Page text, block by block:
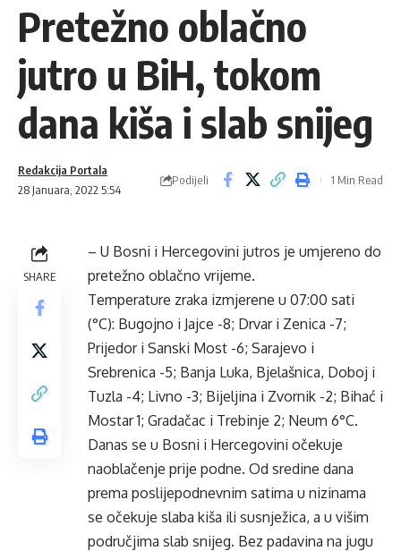
Pretežno oblačno
jutro u BiH, tokom
dana kiša i slab snijeg
28 Januara, 2022 5:54
Redakcija Portala
Podijeli 1 Min Read
SHARE
– U Bosni i Hercegovini jutros je umjereno do
pretežno oblačno vrijeme.
Temperature zraka izmjerene u 07:00 sati
(°C): Bugojno i Jajce -8; Drvar i Zenica -7;
Prijedor i Sanski Most -6; Sarajevo i
Srebrenica -5; Banja Luka, Bjelašnica, Doboj i
Tuzla -4; Livno -3; Bijeljina i Zvornik -2; Bihać i
Mostar 1; Gradačac i Trebinje 2; Neum 6°C.
Danas se u Bosni i Hercegovini očekuje
naoblačenje prije podne. Od sredine dana
prema poslijepodnevnim satima u nizinama
se očekuje slaba kiša ili susnježica, a u višim
područjima slab snijeg. Bez padavina na jugu